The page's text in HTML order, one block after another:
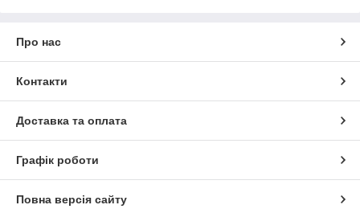
Про нас
Контакти
Доставка та оплата
Графік роботи
Повна версія сайту